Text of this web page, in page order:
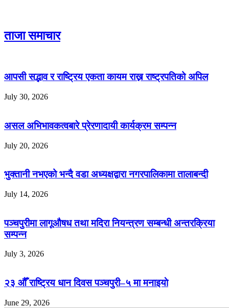
ताजा समाचार
आपसी सद्भाव र राष्ट्रिय एकता कायम राख्न राष्ट्रपतिको अपिल
July 30, 2026
असल अभिभावकत्वबारे प्रेरणादायी कार्यक्रम सम्पन्न
July 20, 2026
भुक्तानी नभएको भन्दै वडा अध्यक्षद्वारा नगरपालिकामा तालाबन्दी
July 14, 2026
पञ्चपुरीमा लागूऔषध तथा मदिरा नियन्त्रण सम्बन्धी अन्तरक्रिया
सम्पन्न
July 3, 2026
२३ औँ राष्ट्रिय धान दिवस पञ्चपुरी–५ मा मनाइयाे
June 29, 2026